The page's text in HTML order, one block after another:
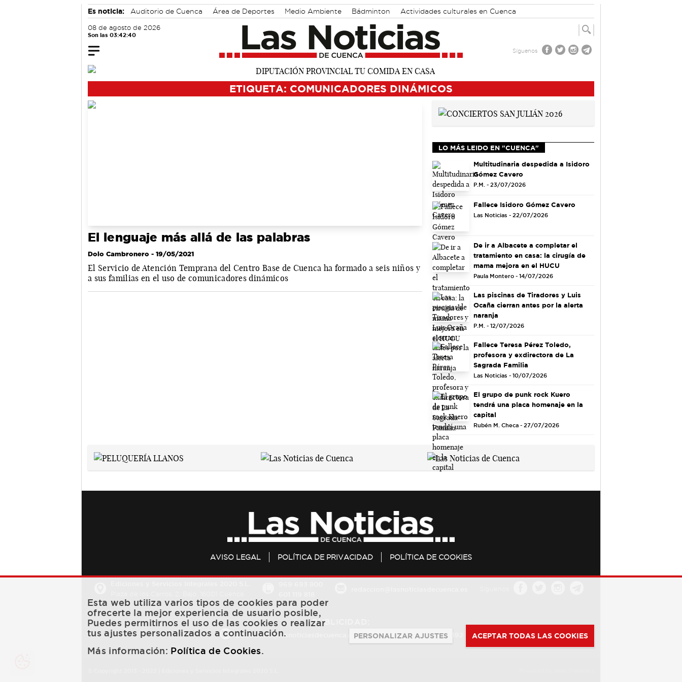
Es noticia: Auditorio de Cuenca Área de Deportes Medio Ambiente Bádminton
Actividades culturales en Cuenca
08 de agosto de 2026
Son las 03:42:40
Síguenos
ETIQUETA: COMUNICADORES DINÁMICOS
El lenguaje más allá de las palabras
Dolo Cambronero - 19/05/2021
El Servicio de Atención Temprana del Centro Base de Cuenca ha formado a seis niños y
a sus familias en el uso de comunicadores dinámicos
LO MÁS LEIDO EN "CUENCA"
Multitudinaria despedida a Isidoro
Gómez Cavero
P.M. - 23/07/2026
Fallece Isidoro Gómez Cavero
Las Noticias - 22/07/2026
De ir a Albacete a completar el
tratamiento en casa: la cirugía de
mama mejora en el HUCU
Paula Montero - 14/07/2026
Las piscinas de Tiradores y Luis
Ocaña cierran antes por la alerta
naranja
P.M. - 12/07/2026
Fallece Teresa Pérez Toledo,
profesora y exdirectora de La
Sagrada Familia
Las Noticias - 10/07/2026
El grupo de punk rock Kuero
tendrá una placa homenaje en la
capital
Rubén M. Checa - 27/07/2026
AVISO LEGAL POLÍTICA DE PRIVACIDAD POLÍTICA DE COOKIES
PUBLICIDAD:
publicidad@lasnoticiasdecuenca.es 684 126 573 / 670 726 392
Esta web utiliza varios tipos de cookies para poder
ofrecerte la mejor experiencia de usuario posible,
Puedes permitirnos el uso de las cookies o realizar
tus ajustes personalizados a continuación.
Más información: Política de Cookies.
PERSONALIZAR AJUSTES ACEPTAR TODAS LAS COOKIES